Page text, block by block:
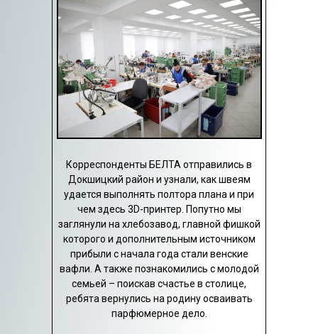
Корреспонденты БЕЛТА отправились в
Докшицкий район и узнали, как швеям
удается выполнять полтора плана и при
чем здесь 3D-принтер. Попутно мы
заглянули на хлебозавод, главной фишкой
которого и дополнительным источником
прибыли с начала года стали венские
вафли. А также познакомились с молодой
семьей – поискав счастье в столице,
ребята вернулись на родину осваивать
парфюмерное дело.